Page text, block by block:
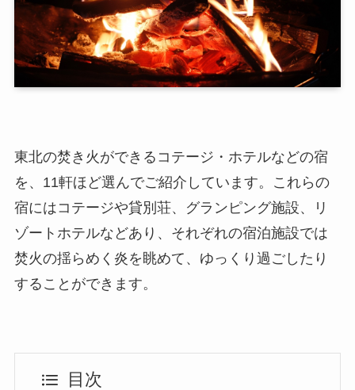
東北の焚き火ができるコテージ・ホテルなどの宿
を、11軒ほど選んでご紹介しています。これらの
宿にはコテージや貸別荘、グランピング施設、リ
ゾートホテルなどあり、それぞれの宿泊施設では
焚火の揺らめく炎を眺めて、ゆっくり過ごしたり
することができます。
目次